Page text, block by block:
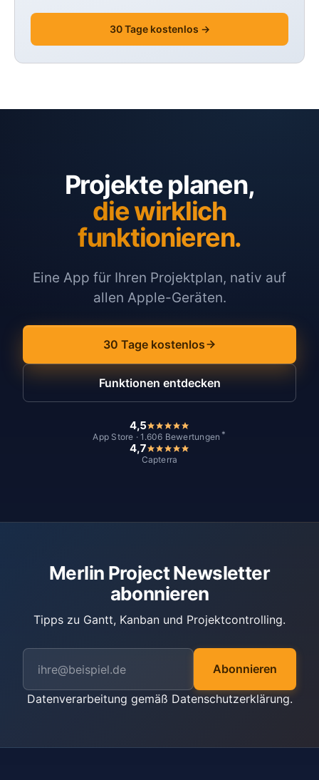
30 Tage kostenlos →
Projekte planen,
die wirklich
funktionieren.
Eine App für Ihren Projektplan, nativ auf
allen Apple-Geräten.
30 Tage kostenlos
Funktionen entdecken
4,5
App Store · 1.606 Bewertungen *
4,7
Capterra
Merlin Project Newsletter
abonnieren
Tipps zu Gantt, Kanban und Projektcontrolling.
Abonnieren
Datenverarbeitung gemäß Datenschutzerklärung.